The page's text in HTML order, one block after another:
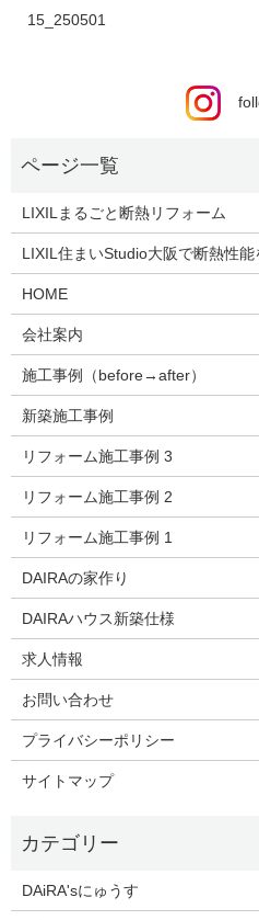
15_250501
LIXILまるごと断熱リフォーム
LIXIL住まいStudio大阪で断熱性能
HOME
会社案内
施工事例（before→after）
新築施工事例
リフォーム施工事例 3
リフォーム施工事例 2
リフォーム施工事例 1
DAIRAの家作り
DAIRAハウス新築仕様
求人情報
お問い合わせ
プライバシーポリシー
サイトマップ
DAiRA'sにゅうす